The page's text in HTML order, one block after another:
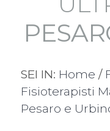
SEI IN: Home /
Fisioterapisti
Pesaro e